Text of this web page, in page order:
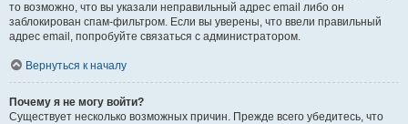
то возможно, что вы указали неправильный адрес email либо он
заблокирован спам-фильтром. Если вы уверены, что ввели правильный
адрес email, попробуйте связаться с администратором.
Вернуться к началу
Почему я не могу войти?
Существует несколько возможных причин. Прежде всего убедитесь, что